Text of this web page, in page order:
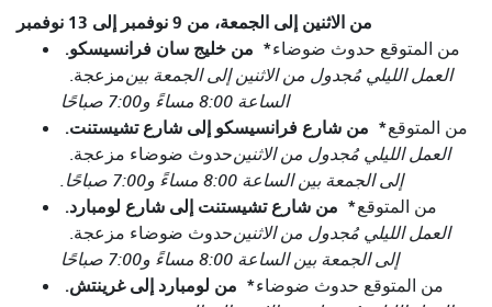
من الاثنين إلى الجمعة، من 9 نوفمبر إلى 13 نوفمبر
من خليج سان فرانسيسكو. *من المتوقع حدوث ضوضاء
مزعجة.العمل الليلي مُجدول من الاثنين إلى الجمعة بين
الساعة 8:00 مساءً و7:00 صباحًا
من شارع فرانسيسكو إلى شارع تشيستنت. *من المتوقع
حدوث ضوضاء مزعجة.العمل الليلي مُجدول من الاثنين
إلى الجمعة بين الساعة 8:00 مساءً و7:00 صباحًا.
من شارع تشيستنت إلى شارع لومبارد. *من المتوقع
حدوث ضوضاء مزعجة.العمل الليلي مُجدول من الاثنين
إلى الجمعة بين الساعة 8:00 مساءً و7:00 صباحًا
من لومبارد إلى غرينتش. *من المتوقع حدوث ضوضاء